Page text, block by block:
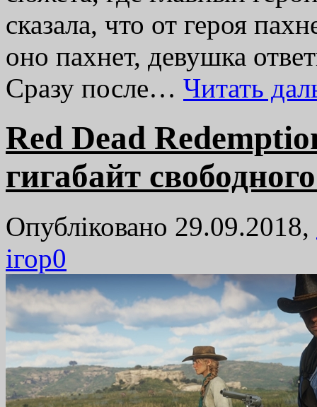
сказала, что от героя
оно пахнет, девушка
Сразу после… Читать
Red Dead
гигабайт
Опубліковано 29.09.2018,
ігор0